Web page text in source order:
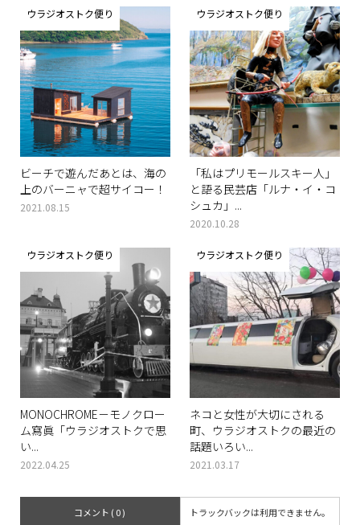
ウラジオストク便り
ビーチで遊んだあとは、海の
上のバーニャで超サイコー！
2021.08.15
ウラジオストク便り
「私はプリモールスキー人」
と語る民芸店「ルナ・イ・コ
シュカ」...
2020.10.28
ウラジオストク便り
MONOCHROME－モノクロー
ム寫眞「ウラジオストクで思
い...
2022.04.25
ウラジオストク便り
ネコと女性が大切にされる
町、ウラジオストクの最近の
話題いろい...
2021.03.17
コメント ( 0 ) トラックバックは利用できません。